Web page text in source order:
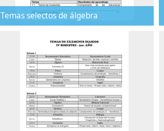
Temas selectos de álgebra